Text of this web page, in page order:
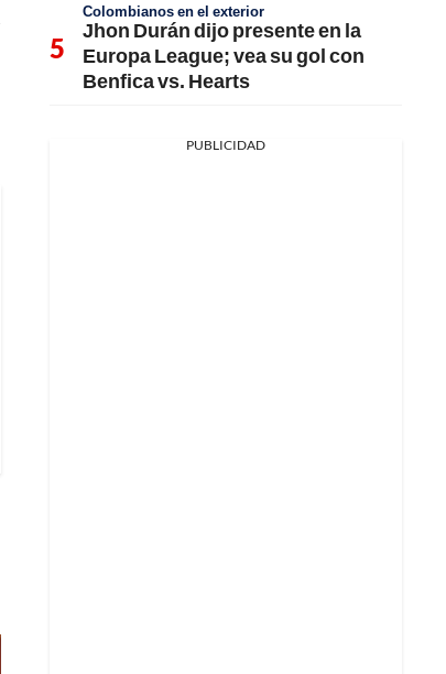
Colombianos en el exterior
Jhon Durán dijo presente en la
Europa League; vea su gol con
Benfica vs. Hearts
PUBLICIDAD